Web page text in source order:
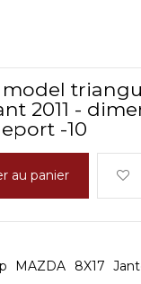
model
2011 -
-10
au panier
MAZDA 8X17